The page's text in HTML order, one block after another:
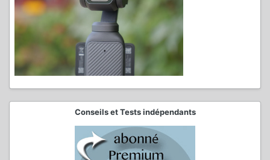
Conseils et Tests indépendants